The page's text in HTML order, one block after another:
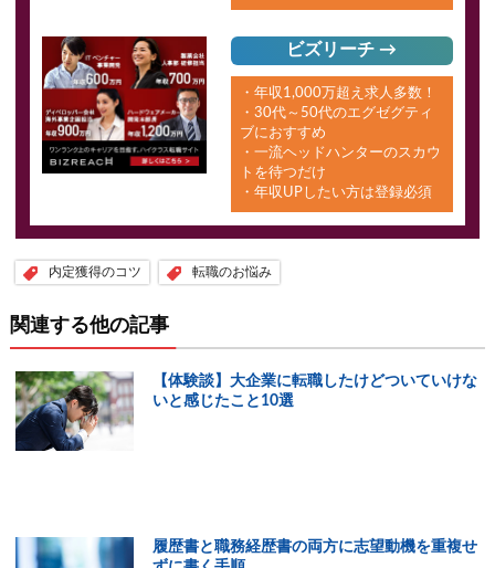
ビズリーチ →
・年収1,000万超え求人多数！
・30代～50代のエグゼグティ
ブにおすすめ
・一流ヘッドハンターのスカウ
トを待つだけ
・年収UPしたい方は登録必須
内定獲得のコツ 転職のお悩み
関連する他の記事
【体験談】大企業に転職したけどついていけな
いと感じたこと10選
履歴書と職務経歴書の両方に志望動機を重複せ